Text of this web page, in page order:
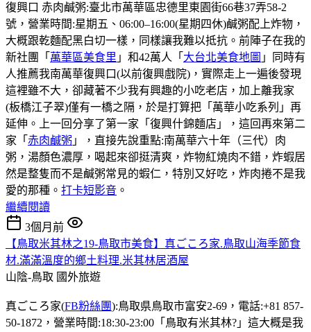
復興口 赤肉鹹粥:臺北市萬華區忠德里東園街66巷37弄58-2
號，營業時間:星期五、06:00–16:00(星期四休)鹹粥配上炸物，
大概跟乾麵配黑白切一樣，同樣讓我難以抵抗。前陣子在我的
新社團「 萬華區美食里 」和42萬人「 大台北美食地圖 」同時有
人推薦我南萬華復興口(以前復興戲院)，實際走上一遍後發現
這裡雖不大，卻藏著不少我有興趣的小吃老店，加上離我家
(板橋江子翠)僅有一橋之隔，於是打算把「萬華小吃系列」再
延伸。上一回分享了第一家「復興什錦麵店」，這回再來第二
家「 赤肉鹹粥 」，直接先說重點:南萬華六十年（三代）肉
粥，湯顏色濃厚，喝起來卻挺清爽，炸物紅燒肉不錯，炸蝦居
然是整隻而不是鹹粥常見的蝦仁，特別又好吃，炸肉捲不是我
愛的那種。 打卡短影音 。
繼續閱讀
3個月前
【鳥取米其林之19-鳥取市美食】真ごころ家.鳥取山海季節食
材.滿滿溫度的鄉土料理.米其林居酒屋
山陰-鳥取 國外旅遊
真ごころ家(FB粉絲團):鳥取県鳥取市富安2-69，電話:+81 857-
50-1872，營業時間:18:30-23:00「鳥取有米其林?」這大概是我